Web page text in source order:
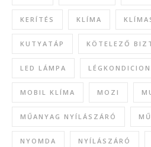
KERÍTÉS KLÍMA
KUTYATÁP KÖTELEZŐ
LED LÁMPA
MOBIL KLÍMA MOZI
MŰANYAG NYÍLÁSZÁRÓ
NYOMDA NYÍLÁSZÁRÓ